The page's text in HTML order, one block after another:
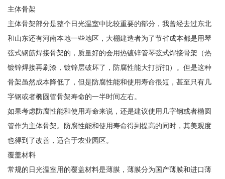
主体骨架
主体骨架部分是整个日光温室中比较重要的部分，我曾经去过东北
和山东还有河南本地一些地区，大棚建造者为了节省成本都是用琴
弦式钢筋焊接骨架的，质量好的会用热镀锌管琴弦式焊接骨架（热
镀锌焊接再刷漆，镀锌层破坏了，防腐性能大打折扣）。但是这种
骨架虽然成本降低了，但是防腐性能和使用寿命很短，甚至只有几
字钢或者椭圆管骨架寿命的一半时间左右。
如果考虑防腐性能和使用寿命来说，还是建议使用几字钢或者椭圆
管作为主体骨架。防腐性能和使用寿命得到提高的同时，其美观度
也得到了改善，适合于农业园区。
覆盖材料
常规的日光温室用的覆盖材料是薄膜，薄膜分为国产薄膜和进口薄